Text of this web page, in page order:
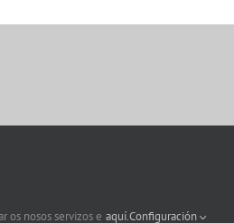
os nosos servizos e aquí.Configuración